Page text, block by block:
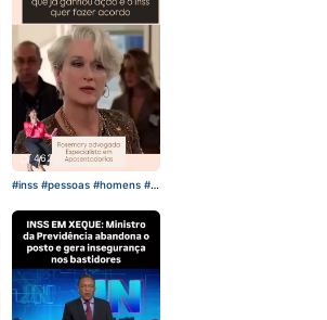
ca AuxilioDoenca
462
#inss #pessoas #homens #m